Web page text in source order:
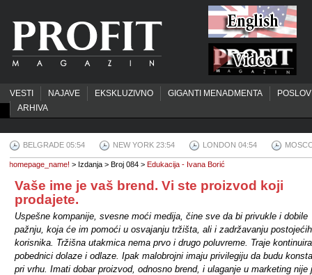
VESTI NAJAVE EKSKLUZIVNO GIGANTI MENADMENTA
ARHIVA
BELGRADE 05:54 NEW YORK 23:54 LONDON 04:54
homepage_name! > Izdanja > Broj 084 > Edukacija - Ivana Borić
Vaše ime je vaš brend. Vi ste proizvod koji
prodajete.
Uspešne kompanije, svesne moći medija, čine sve da bi privukle i dobile
pažnju, koja će im pomoći u osvajanju tržišta, ali i zadržavanju postojećih
korisnika. Tržišna utakmica nema prvo i drugo poluvreme. Traje
pobednici dolaze i odlaze. Ipak malobrojni imaju privilegiju da budu
pri vrhu. Imati dobar proizvod, odnosno brend, i ulaganje u marketing nije